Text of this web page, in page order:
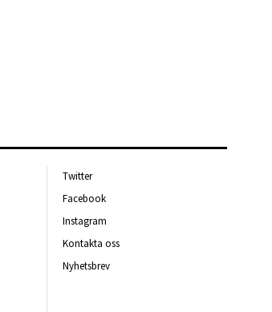
Twitter
Facebook
Instagram
Kontakta oss
Nyhetsbrev